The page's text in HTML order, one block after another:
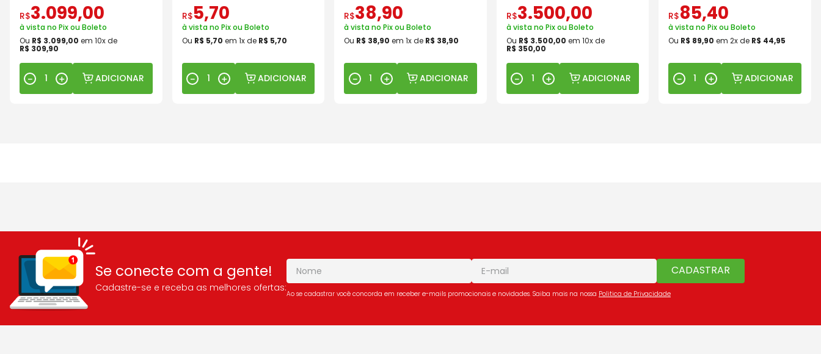
R$3.099,00
à vista no Pix ou Boleto
Ou R$ 3.099,00 em 10x de
R$ 309,90
＋
－ ADICIONAR
R$5,70
à vista no Pix ou Boleto
Ou R$ 5,70 em 1x de R$ 5,70
＋
－ ADICIONAR
R$38,90
à vista no Pix ou Boleto
Ou R$ 38,90 em1x de R$ 38,90
＋
－ ADICIONAR
R$3.500,00
à vista no Pix ou Boleto
Ou R$ 3.500,00 em 10x de
R$ 350,00
＋
－ ADICIONAR
R$85,40
à vista no Pix ou Boleto
Ou R$ 89,90 em2x de R$ 44,95
＋
－ ADICIONAR
Se conecte com a gente!
Cadastre-se e receba as melhores ofertas:
CADASTRAR
Ao se cadastrar você concorda em receber e-mails promocionais e novidades. Saiba mais na nossa Politica de Privacidade